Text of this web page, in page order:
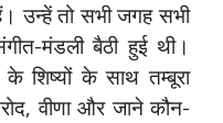
उन्हें तो सभी जगह सभी
मंडली बैठी हुई थी।
शिष्यों के साथ तम्बूरा
वीणा और जाने कौन-